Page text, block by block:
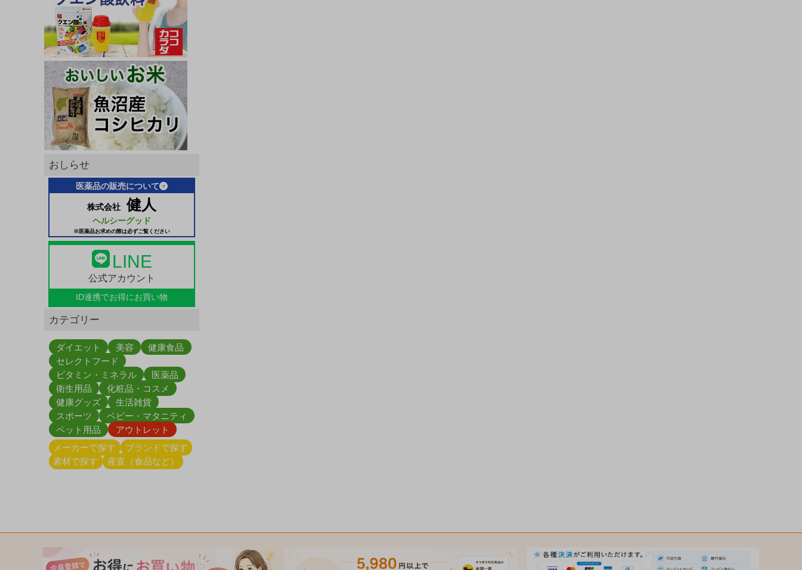
おしらせ
医薬品の販売について
株式会社 健人
ヘルシーグッド
※医薬品お求めの際は必ずご覧ください
LINE
公式アカウント
ID連携でお得にお買い物
カテゴリー
ダイエット 美容
健康食品
セレクトフード
ビタミン・ミネラル
医薬品
衛生用品
化粧品・コスメ
健康グッズ
生活雑貨
スポーツ
ベビー・マタニティ
ペット用品
アウトレット
メーカーで探す
ブランドで探す
素材で探す
産直（食品など）